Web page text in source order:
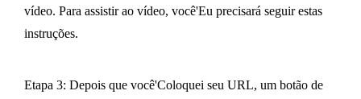
vídeo. Para assistir ao vídeo, você'Eu precisará seguir estas
instruções.
Etapa 3: Depois que você'Coloquei seu URL, um botão de